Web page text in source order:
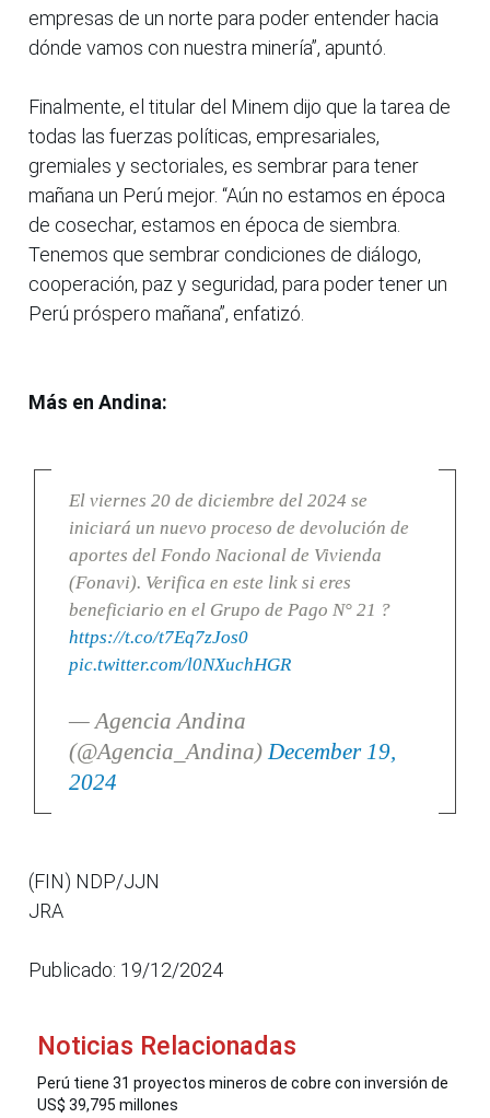
empresas de un norte para poder entender hacia
dónde vamos con nuestra minería”, apuntó.
Finalmente, el titular del Minem dijo que la tarea de
todas las fuerzas políticas, empresariales,
gremiales y sectoriales, es sembrar para tener
mañana un Perú mejor. “Aún no estamos en época
de cosechar, estamos en época de siembra.
Tenemos que sembrar condiciones de diálogo,
cooperación, paz y seguridad, para poder tener un
Perú próspero mañana”, enfatizó.
Más en Andina:
El viernes 20 de diciembre del 2024 se
iniciará un nuevo proceso de devolución de
aportes del Fondo Nacional de Vivienda
(Fonavi). Verifica en este link si eres
beneficiario en el Grupo de Pago N° 21 ?
https://t.co/t7Eq7zJos0
pic.twitter.com/l0NXuchHGR
— Agencia Andina
(@Agencia_Andina) December 19,
2024
(FIN) NDP/JJN
JRA
Publicado: 19/12/2024
Noticias Relacionadas
Perú tiene 31 proyectos mineros de cobre con inversión de
US$ 39,795 millones